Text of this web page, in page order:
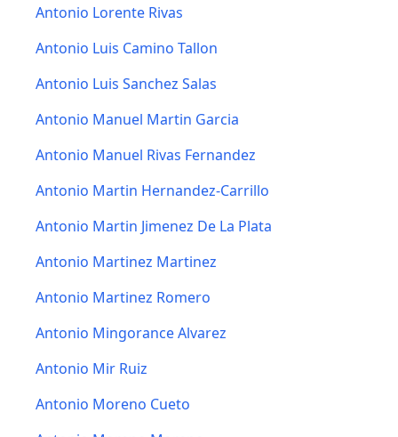
Antonio Lorente Rivas
Antonio Luis Camino Tallon
Antonio Luis Sanchez Salas
Antonio Manuel Martin Garcia
Antonio Manuel Rivas Fernandez
Antonio Martin Hernandez-Carrillo
Antonio Martin Jimenez De La Plata
Antonio Martinez Martinez
Antonio Martinez Romero
Antonio Mingorance Alvarez
Antonio Mir Ruiz
Antonio Moreno Cueto